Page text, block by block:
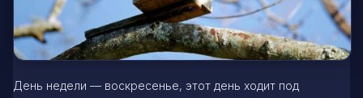
День недели — воскресенье, этот день ходит под